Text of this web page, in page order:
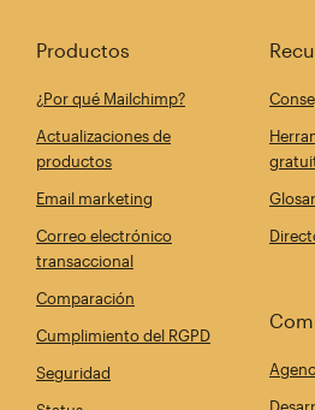
Productos
¿Por qué Mailchimp?
Actualizaciones de
productos
Email marketing
Correo electrónico
transaccional
Comparación
Cumplimiento del RGPD
Seguridad